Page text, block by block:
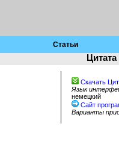
Статьи
Скачать
Язык
немецкий
Сайт
Варианты